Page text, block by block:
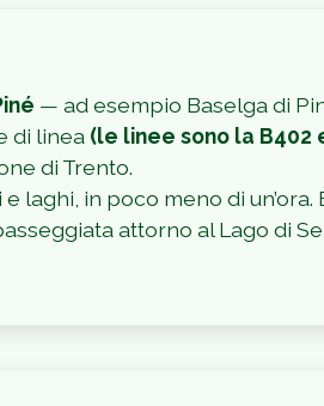
— ad esempio Baselga di
di linea (le linee sono la B402
di Trento.
laghi, in poco meno di un’ora.
attorno al Lago di